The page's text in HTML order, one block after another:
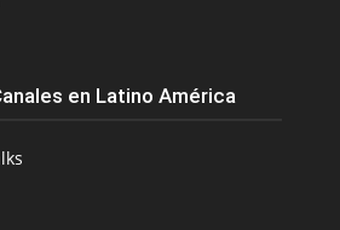
en Latino América